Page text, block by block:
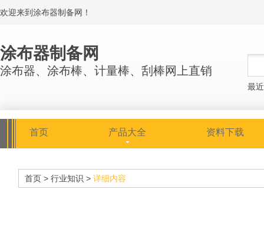
欢迎来到涂布器制备网！
涂布器制备网
涂布器、涂布棒、计量棒、刮棒网上直销
最
首页 产品大全 资料下载
首页 > 行业知识 > 详细内容